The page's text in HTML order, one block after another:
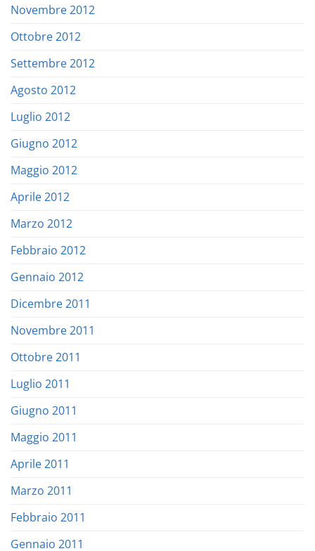
Novembre 2012
Ottobre 2012
Settembre 2012
Agosto 2012
Luglio 2012
Giugno 2012
Maggio 2012
Aprile 2012
Marzo 2012
Febbraio 2012
Gennaio 2012
Dicembre 2011
Novembre 2011
Ottobre 2011
Luglio 2011
Giugno 2011
Maggio 2011
Aprile 2011
Marzo 2011
Febbraio 2011
Gennaio 2011